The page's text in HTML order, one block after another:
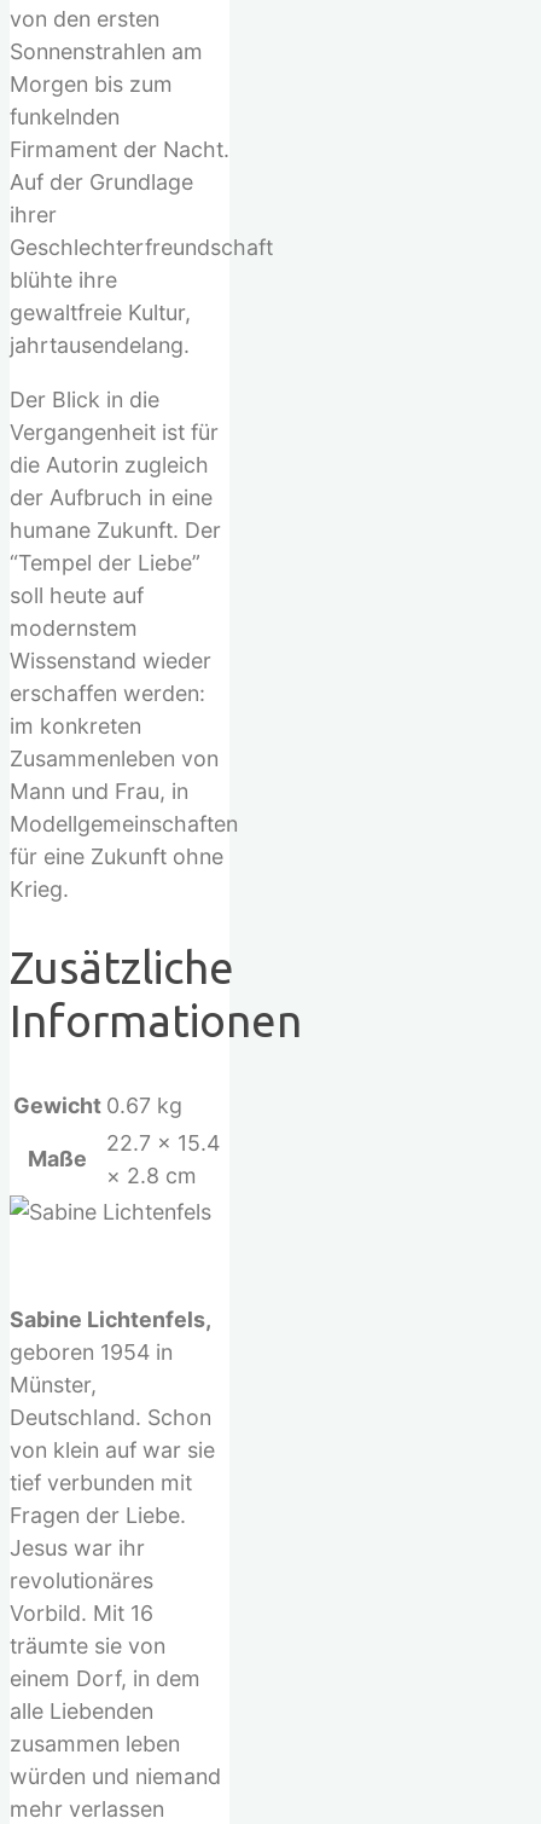
von den ersten
Sonnenstrahlen am
Morgen bis zum
funkelnden
Firmament der Nacht.
Auf der Grundlage
ihrer
Geschlechterfreundschaft
blühte ihre
gewaltfreie Kultur,
jahrtausendelang.
Der Blick in die
Vergangenheit ist für
die Autorin zugleich
der Aufbruch in eine
humane Zukunft. Der
“Tempel der Liebe”
soll heute auf
modernstem
Wissenstand wieder
erschaffen werden:
im konkreten
Zusammenleben von
Mann und Frau, in
Modellgemeinschaften
für eine Zukunft ohne
Krieg.
Zusätzliche
Informationen
Gewicht 0.67 kg
Maße
22.7 × 15.4
× 2.8 cm
Sabine Lichtenfels,
geboren 1954 in
Münster,
Deutschland. Schon
von klein auf war sie
tief verbunden mit
Fragen der Liebe.
Jesus war ihr
revolutionäres
Vorbild. Mit 16
träumte sie von
einem Dorf, in dem
alle Liebenden
zusammen leben
würden und niemand
mehr verlassen